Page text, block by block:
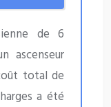
de 6
ascenseur
total de
a été